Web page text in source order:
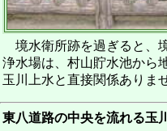
境水衛所跡を過ぎると、
浄水場は、村山貯水池から
玉川上水と直接関係ありま
東八道路の中央を流れる玉